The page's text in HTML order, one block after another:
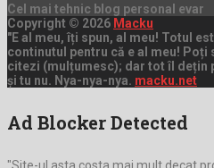
Cel mai tehnic blog personal evar
Copyright © 2026 Macku
"E al meu, îți spun, al meu! Totul
continutul pentru că e al meu!
citezi (mulțumesc); dar tot îl dețin
și tu nu. Nya-nya-nya. macku.net
Ad Blocker Detected